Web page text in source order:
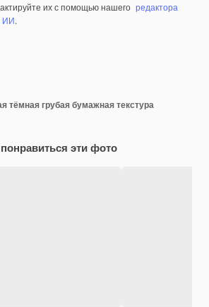
их с помощью нашего редактора
ИИ.
тёмная грубая бумажная текстура
эти фото